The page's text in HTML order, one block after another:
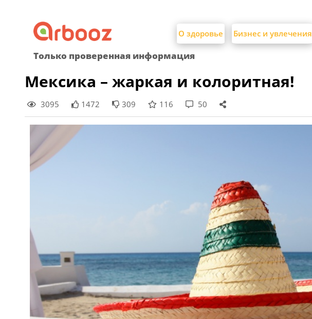
content
О здоровье Бизнес и увлечения
Только проверенная информация
Мексика – жаркая и колоритная!
3095 1472 309 116 50